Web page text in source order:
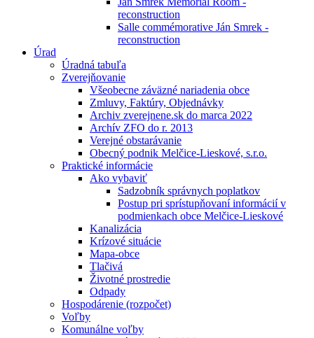
reconstruction
Salle commémorative Ján Smrek -
reconstruction
Úrad
Úradná tabuľa
Zverejňovanie
Všeobecne záväzné nariadenia obce
Zmluvy, Faktúry, Objednávky
Archiv zverejnene.sk do marca 2022
Archív ZFO do r. 2013
Verejné obstarávanie
Obecný podnik Melčice-Lieskové, s.r.o.
Praktické informácie
Ako vybaviť
Sadzobník správnych poplatkov
Postup pri sprístupňovaní informácií v
podmienkach obce Melčice-Lieskové
Kanalizácia
Krízové situácie
Mapa-obce
Tlačivá
Životné prostredie
Odpady
Hospodárenie (rozpočet)
Voľby
Komunálne voľby